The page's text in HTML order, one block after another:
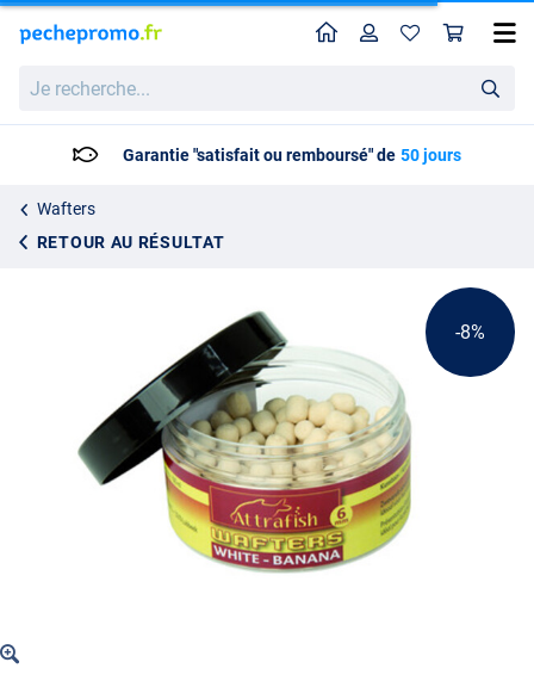
recherche...
HomeProfil
Garantie "satisfait ou remboursé" de 50 jours
Wafters
RETOUR AU RÉSULTAT
Attrafish Wafters White Banana (100ml)
-8%